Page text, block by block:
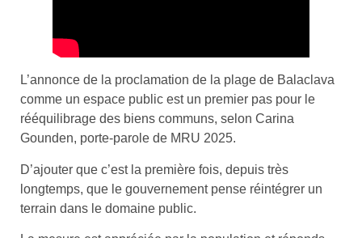
L’annonce de la proclamation de la plage de Balaclava
comme un espace public est un premier pas pour le
rééquilibrage des biens communs, selon Carina
Gounden, porte-parole de MRU 2025.
D’ajouter que c’est la première fois, depuis très
longtemps, que le gouvernement pense réintégrer un
terrain dans le domaine public.